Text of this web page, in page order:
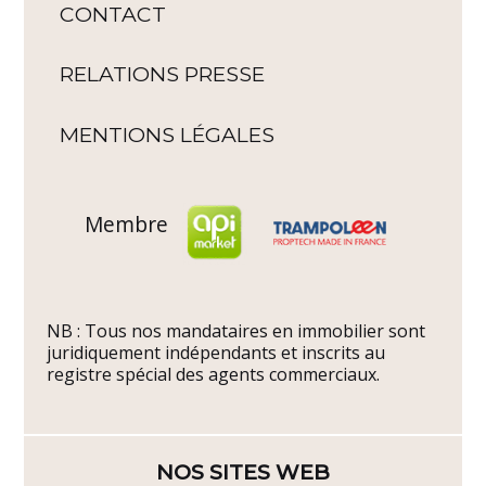
CONTACT
RELATIONS PRESSE
MENTIONS LÉGALES
Membre
NB : Tous nos mandataires en immobilier sont
juridiquement indépendants et inscrits au
registre spécial des agents commerciaux.
NOS SITES WEB